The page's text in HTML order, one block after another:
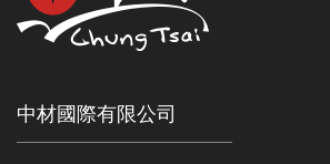
中材國際有限公司